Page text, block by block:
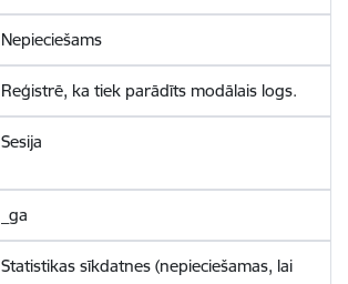
Nepieciešams
Reģistrē, ka tiek parādīts modālais logs.
Sesija
_ga
Statistikas sīkdatnes (nepieciešamas, lai